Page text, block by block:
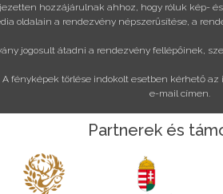
hozzájárulnak ahhoz, hogy róluk kép-
oldalain a rendezvény népszerűsítése, a
jogosult átadni a rendezvény fellépőinek,
A fényképek törlése indokolt esetben kérhető az
e-mail címen.
Partnerek és